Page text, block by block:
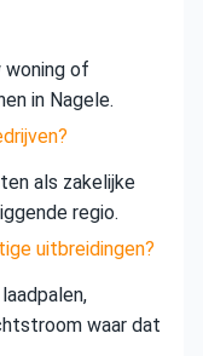
woning of
in Nagele.
als zakelijke
regio.
uitbreidingen?
waar dat